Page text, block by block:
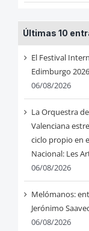
Últimas 10
El Festival
Edimburgo
06/08/2026
La Orquestra
Valenciana
ciclo propio en
Nacional: Les
06/08/2026
Melómanos:
Jerónimo
06/08/2026